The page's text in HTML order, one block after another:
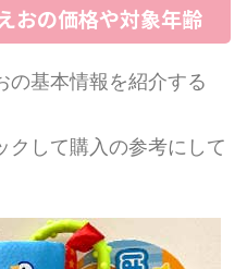
おの価格や対象年齢
の基本情報を紹介する
クして購入の参考にして